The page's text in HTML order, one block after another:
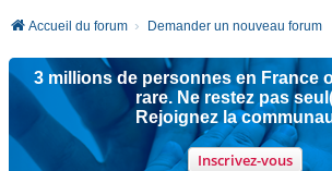
Accueil du forum Demander un nouveau forum
3 millions de personnes en France
rare. Ne restez pas
Rejoignez la
Inscrivez-vous